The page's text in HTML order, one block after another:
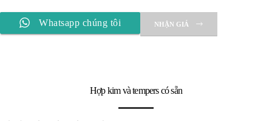
Whatsapp chúng tôi NHẬN GIÁ
Hợp kim và tempers có sẵn